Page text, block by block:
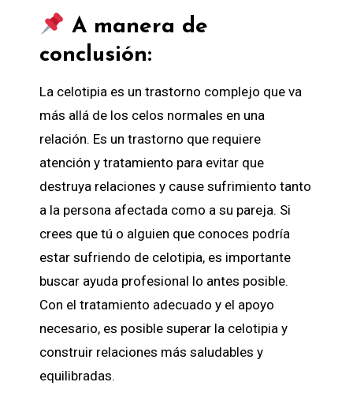
A manera de
conclusión:
La celotipia es un trastorno complejo que va
más allá de los celos normales en una
relación. Es un trastorno que requiere
atención y tratamiento para evitar que
destruya relaciones y cause sufrimiento tanto
a la persona afectada como a su pareja. Si
crees que tú o alguien que conoces podría
estar sufriendo de celotipia, es importante
buscar ayuda profesional lo antes posible.
Con el tratamiento adecuado y el apoyo
necesario, es posible superar la celotipia y
construir relaciones más saludables y
equilibradas.